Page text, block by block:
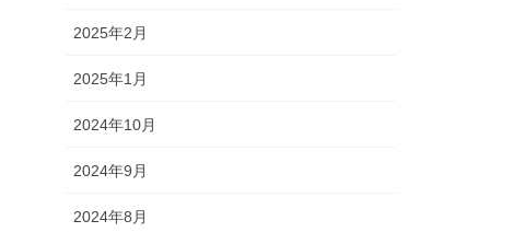
2025年2月
2025年1月
2024年10月
2024年9月
2024年8月